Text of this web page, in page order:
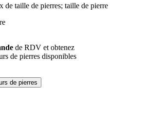
de taille de pierres; taille de pierre
de RDV et obtenez
de pierres disponibles
de pierres